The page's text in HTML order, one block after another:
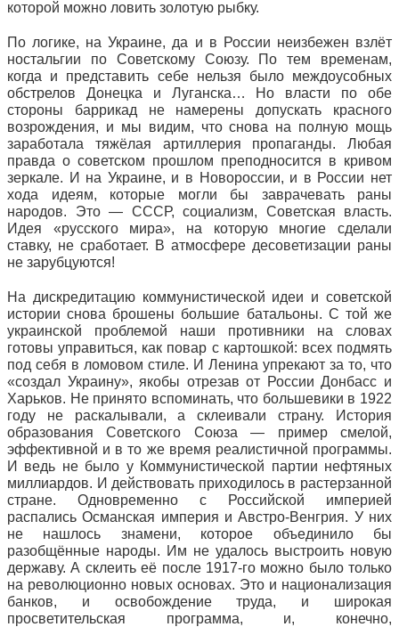
которой можно ловить золотую рыбку.
По логике, на Украине, да и в России неизбежен взлёт
ностальгии по Советскому Союзу. По тем временам,
когда и представить себе нельзя было междоусобных
обстрелов Донецка и Луганска… Но власти по обе
стороны баррикад не намерены допускать красного
возрождения, и мы видим, что снова на полную мощь
заработала тяжёлая артиллерия пропаганды. Любая
правда о советском прошлом преподносится в кривом
зеркале. И на Украине, и в Новороссии, и в России нет
хода идеям, которые могли бы заврачевать раны
народов. Это — СССР, социализм, Советская власть.
Идея «русского мира», на которую многие сделали
ставку, не сработает. В атмосфере десоветизации раны
не зарубцуются!
На дискредитацию коммунистической идеи и советской
истории снова брошены большие батальоны. С той же
украинской проблемой наши противники на словах
готовы управиться, как повар с картошкой: всех подмять
под себя в ломовом стиле. И Ленина упрекают за то, что
«создал Украину», якобы отрезав от России Донбасс и
Харьков. Не принято вспоминать, что большевики в 1922
году не раскалывали, а склеивали страну. История
образования Советского Союза — пример смелой,
эффективной и в то же время реалистичной программы.
И ведь не было у Коммунистической партии нефтяных
миллиардов. И действовать приходилось в растерзанной
стране. Одновременно с Российской империей
распались Османская империя и Австро-Венгрия. У них
не нашлось знамени, которое объединило бы
разобщённые народы. Им не удалось выстроить новую
державу. А склеить её после 1917-го можно было только
на революционно новых основах. Это и национализация
банков, и освобождение труда, и широкая
просветительская программа, и, конечно,